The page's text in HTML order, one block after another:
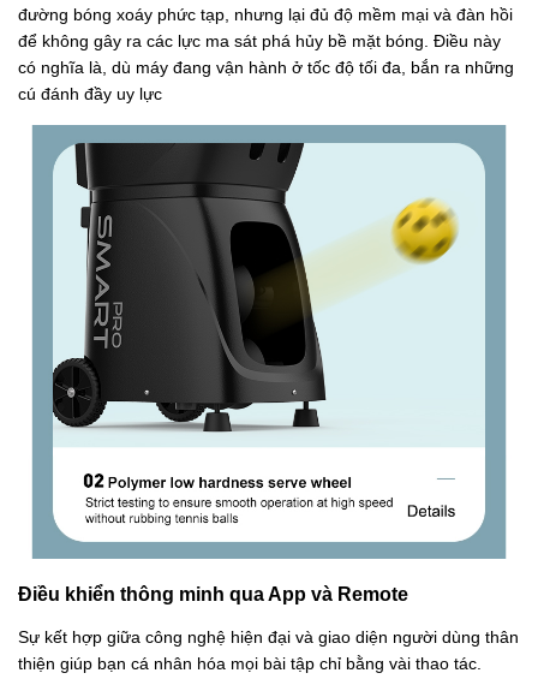
đường bóng xoáy phức tạp, nhưng lại đủ độ mềm mại và đàn hồi
để không gây ra các lực ma sát phá hủy bề mặt bóng. Điều này
có nghĩa là, dù máy đang vận hành ở tốc độ tối đa, bắn ra những
cú đánh đầy uy lực
Điều khiển thông minh qua App và Remote
Sự kết hợp giữa công nghệ hiện đại và giao diện người dùng thân
thiện giúp bạn cá nhân hóa mọi bài tập chỉ bằng vài thao tác.